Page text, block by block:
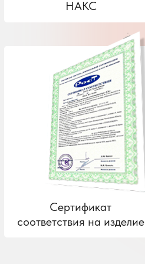
НАКС
Сертификат
соответствия на изделие